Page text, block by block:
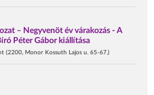
– Negyvenöt év várakozás - A
Péter Gábor kiállítása
(2200, Monor Kossuth Lajos u. 65-67.)